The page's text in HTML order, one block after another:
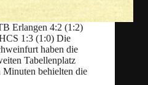
Erlangen 4:2 (1:2)
1:3 (1:0) Die
haben die
Tabellenplatz
Minuten behielten die